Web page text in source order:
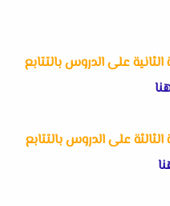
الثانية على الدروس بالتتابع
الثالثة على الدروس بالتتابع